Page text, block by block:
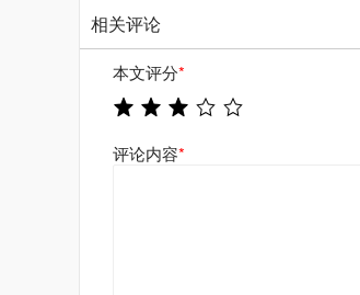
相关评论
本文评分*
评论内容*